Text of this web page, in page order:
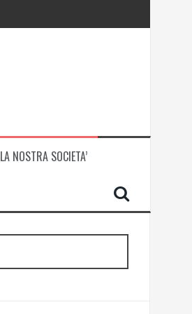
LA NOSTRA SOCIETA’